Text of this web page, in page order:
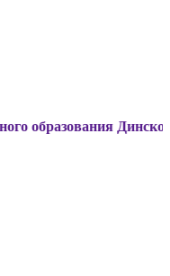
Динской район